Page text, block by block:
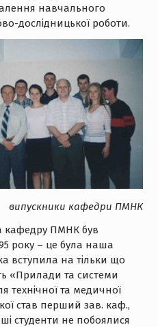
навчального
дослідницької роботи.
випускники кафедри ПМНК
кафедру ПМНК був
року – це була наша
вступила на тільки що
«Прилади та системи
технічної та медичної
став перший зав. каф.,
студенти не побоялися